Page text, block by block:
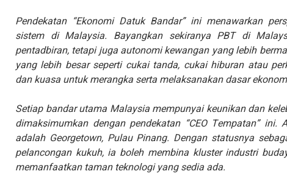
Pendekatan “Ekonomi Datuk Bandar” ini menawarkan
sistem di Malaysia. Bayangkan sekiranya PBT di
pentadbiran, tetapi juga autonomi kewangan yang lebih
yang lebih besar seperti cukai tanda, cukai hiburan atau
dan kuasa untuk merangka serta melaksanakan dasar
Setiap bandar utama Malaysia mempunyai keunikan dan
dimaksimumkan dengan pendekatan “CEO Tempatan”
adalah Georgetown, Pulau Pinang. Dengan statusnya
pelancongan kukuh, ia boleh membina kluster industri
memanfaatkan taman teknologi yang sedia ada.